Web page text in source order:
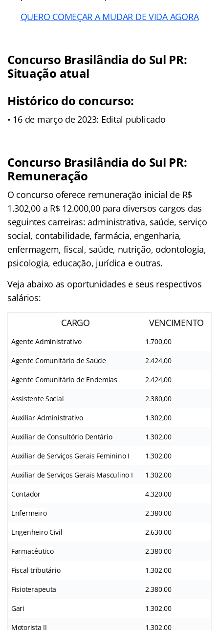
QUERO COMEÇAR A MUDAR DE VIDA AGORA
Concurso Brasilândia do Sul PR:
Situação atual
Histórico do concurso:
• 16 de março de 2023: Edital publicado
Concurso Brasilândia do Sul PR:
Remuneração
O concurso oferece remuneração inicial de R$
1.302,00 a R$ 12.000,00 para diversos cargos das
seguintes carreiras: administrativa, saúde, serviço
social, contabilidade, farmácia, engenharia,
enfermagem, fiscal, saúde, nutrição, odontologia,
psicologia, educação, jurídica e outras.
Veja abaixo as oportunidades e seus respectivos
salários:
CARGO VENCIMENTO
Agente Administrativo 1.700,00
Agente Comunitário de Saúde 2.424,00
Agente Comunitário de Endemias 2.424,00
Assistente Social 2.380,00
Auxiliar Administrativo 1.302,00
Auxiliar de Consultório Dentário 1.302,00
Auxiliar de Serviços Gerais Feminino I 1.302,00
Auxiliar de Serviços Gerais Masculino I 1.302,00
Contador 4.320,00
Enfermeiro 2.380,00
Engenheiro Civil 2.630,00
Farmacêutico 2.380,00
Fiscal tributário 1.302,00
Fisioterapeuta 2.380,00
Gari 1.302,00
Motorista II 1.302,00